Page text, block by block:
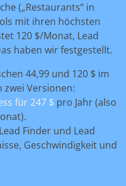
(„Restaurants“ in
mit ihren höchsten
120 $/Monat, Lead
haben wir festgestellt.
44,99 und 120 $ im
zwei Versionen:
für 247 $ pro Jahr (also